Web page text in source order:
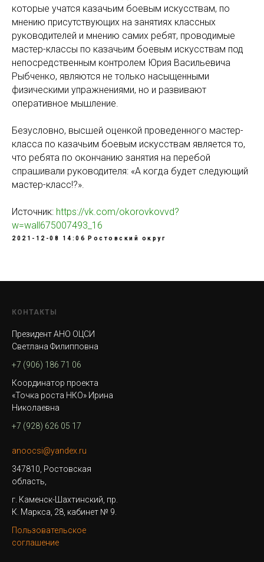
которые учатся казачьим боевым искусствам, по
мнению присутствующих на занятиях классных
руководителей и мнению самих ребят, проводимые
мастер-классы по казачьим боевым искусствам под
непосредственным контролем Юрия Васильевича
Рыбченко, являются не только насыщенными
физическими упражнениями, но и развивают
оперативное мышление.
Безусловно, высшей оценкой проведенного мастер-
класса по казачьим боевым искусствам является то,
что ребята по окончанию занятия на перебой
спрашивали руководителя: «А когда будет следующий
мастер-класс!?».
Источник: https://vk.com/okorovkovvd?
w=wall675007493_16
2021-12-08 14:06 Ростовский округ
КОНТАКТЫ
Президент АНО ОЦСИ
Светлана Филипповна
+7 (906) 186 71 06
Координатор проекта
«Точка роста НКО» Ирина
Николаевна
+7 (928) 626 05 17
anoocsi@yandex.ru
347810, Ростовская
область,
г. Каменск-Шахтинский, пр.
К. Маркса, 28, кабинет № 9.
Пользовательское
соглашение